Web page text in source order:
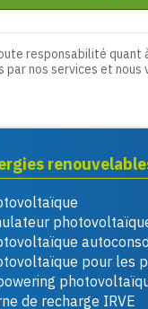
responsabilité quant
nos services et
pour les
de recharge IRVE